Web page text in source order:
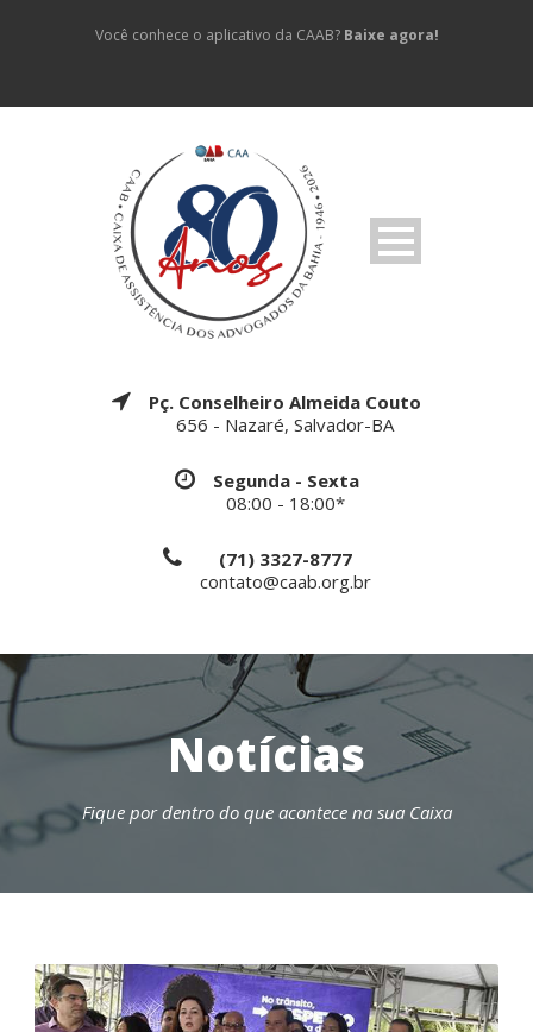
Você conhece o aplicativo da CAAB? Baixe agora!
Pç. Conselheiro Almeida Couto
656 - Nazaré, Salvador-BA
Segunda - Sexta
08:00 - 18:00*
(71) 3327-8777
contato@caab.org.br
Notícias
Fique por dentro do que acontece na sua Caixa